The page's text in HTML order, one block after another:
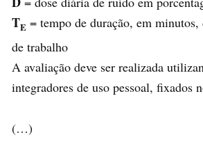
TE = tempo de duração, em
de trabalho
A avaliação deve ser realizada
integradores de uso pessoal, fixados
(…)